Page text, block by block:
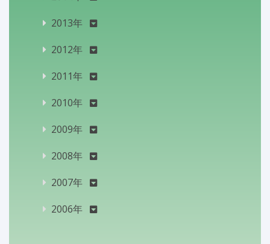
2013年
2012年
2011年
2010年
2009年
2008年
2007年
2006年